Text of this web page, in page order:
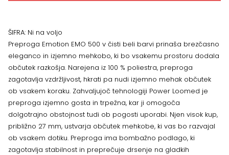
white,
več
dimenzij
količina
ŠIFRA: Ni na voljo
Preproga Emotion EMO 500 v čisti beli barvi prinaša brezčasno
eleganco in izjemno mehkobo, ki bo vsakemu prostoru dodala
občutek razkošja. Narejena iz 100 % poliestra, preproga
zagotavlja vzdržljivost, hkrati pa nudi izjemno mehak občutek
ob vsakem koraku. Zahvaljujoč tehnologiji Power Loomed je
preproga izjemno gosta in trpežna, kar ji omogoča
dolgotrajno obstojnost tudi ob pogosti uporabi. Njen visok kup,
približno 27 mm, ustvarja občutek mehkobe, ki vas bo razvajal
ob vsakem dotiku. Preproga ima bombažno podlago, ki
zagotavlja stabilnost in preprečuje drsenje na gladkih